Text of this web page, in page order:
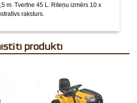
m. Tvertne 45 L. Riteņu izmērs 10 x
raksturs.
produkti